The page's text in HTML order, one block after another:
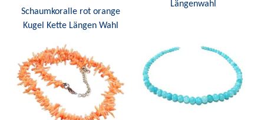
Schaumkoralle rot orange
Kugel Kette Längen Wahl
Längenwahl